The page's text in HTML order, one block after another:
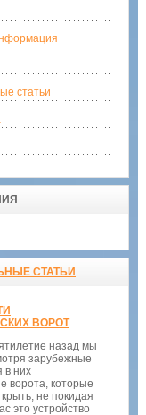
статьи
СТАТЬИ
ВОРОТ
назад мы
зарубежные
в них
ворота, которые
не покидая
это устройство